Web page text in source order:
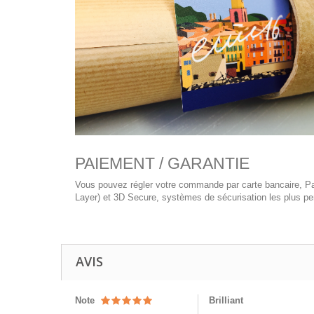
PAIEMENT / GARANTIE
Vous pouvez régler votre commande par carte bancaire,
Layer) et 3D Secure, systèmes de sécurisation les plus
AVIS
Note
Brilliant